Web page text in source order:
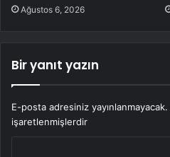
Ağustos 6, 2026
Bir yanıt yazın
E-posta adresiniz yayınlanmayacak.
işaretlenmişlerdir